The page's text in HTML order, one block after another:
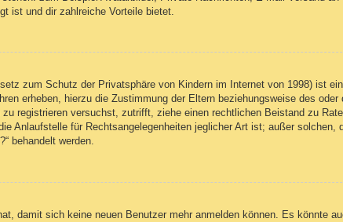
ist und dir zahlreiche Vorteile bietet.
zum Schutz der Privatsphäre von Kindern im Internet von 1998) ist
erheben, hierzu die Zustimmung der Eltern beziehungsweise des oder
registrieren versuchst, zutrifft, ziehe einen rechtlichen Beistand zu
für Rechtsangelegenheiten jeglicher Art ist; außer solchen,
behandelt werden.
damit sich keine neuen Benutzer mehr anmelden können. Es könnte